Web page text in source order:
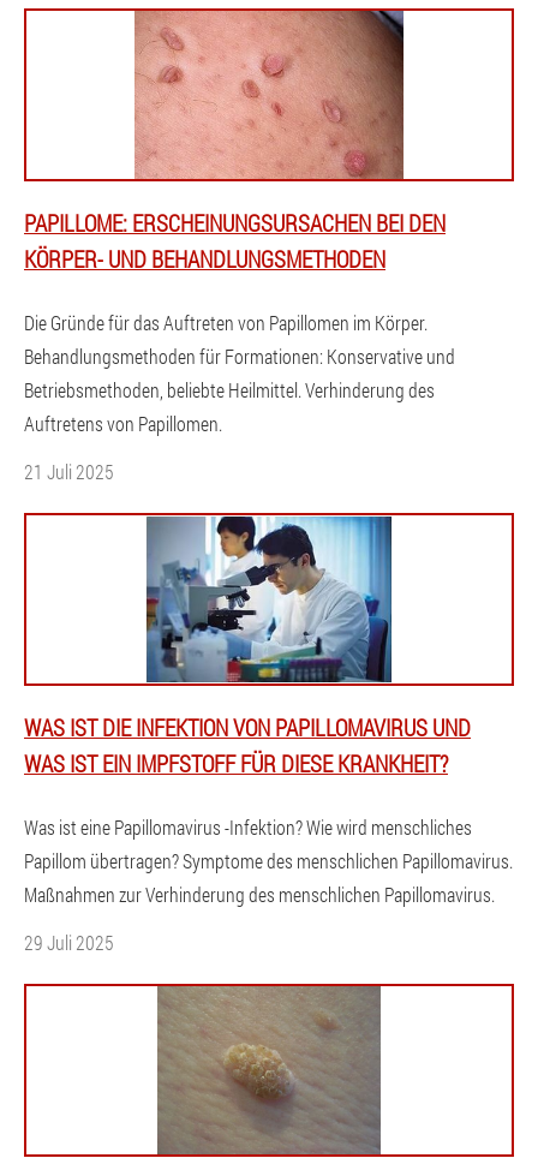
PAPILLOME: ERSCHEINUNGSURSACHEN BEI DEN
KÖRPER- UND BEHANDLUNGSMETHODEN
Die Gründe für das Auftreten von Papillomen im Körper.
Behandlungsmethoden für Formationen: Konservative und
Betriebsmethoden, beliebte Heilmittel. Verhinderung des
Auftretens von Papillomen.
21 Juli 2025
WAS IST DIE INFEKTION VON PAPILLOMAVIRUS UND
WAS IST EIN IMPFSTOFF FÜR DIESE KRANKHEIT?
Was ist eine Papillomavirus -Infektion? Wie wird menschliches
Papillom übertragen? Symptome des menschlichen Papillomavirus.
Maßnahmen zur Verhinderung des menschlichen Papillomavirus.
29 Juli 2025